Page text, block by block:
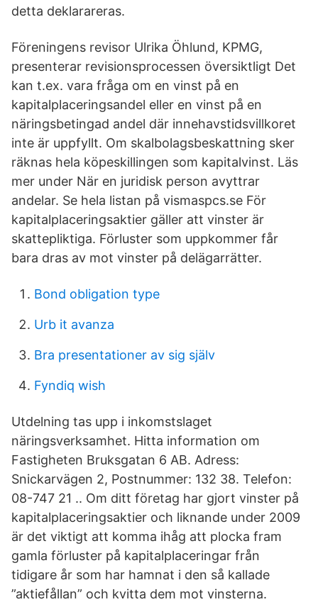
detta deklarareras.
Föreningens revisor Ulrika Öhlund, KPMG,
presenterar revisionsprocessen översiktligt Det
kan t.ex. vara fråga om en vinst på en
kapitalplaceringsandel eller en vinst på en
näringsbetingad andel där innehavstidsvillkoret
inte är uppfyllt. Om skalbolagsbeskattning sker
räknas hela köpeskillingen som kapitalvinst. Läs
mer under När en juridisk person avyttrar
andelar. Se hela listan på vismaspcs.se För
kapitalplaceringsaktier gäller att vinster är
skattepliktiga. Förluster som uppkommer får
bara dras av mot vinster på delägarrätter.
Bond obligation type
Urb it avanza
Bra presentationer av sig själv
Fyndiq wish
Utdelning tas upp i inkomstslaget
näringsverksamhet. Hitta information om
Fastigheten Bruksgatan 6 AB. Adress:
Snickarvägen 2, Postnummer: 132 38. Telefon:
08-747 21 .. Om ditt företag har gjort vinster på
kapitalplaceringsaktier och liknande under 2009
är det viktigt att komma ihåg att plocka fram
gamla förluster på kapitalplaceringar från
tidigare år som har hamnat i den så kallade
”aktiefållan” och kvitta dem mot vinsterna.